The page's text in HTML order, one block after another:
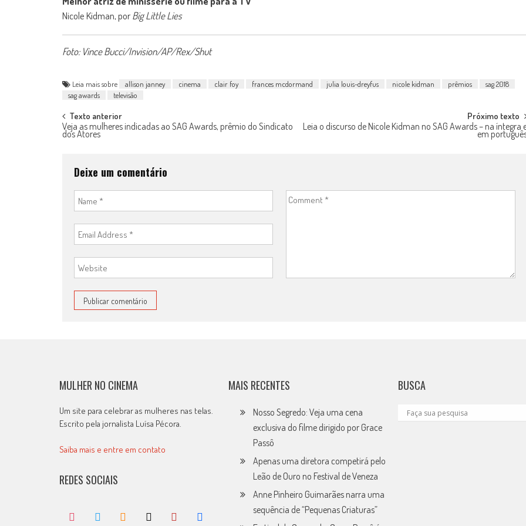
Nicole Kidman, porBig Little Lies
Foto: Vince Bucci/Invision/AP/Rex/Shut
Leia mais sobre allison janney cinema clair foy frances mcdormand julia louis-dreyfus nicole kidman prêmios
sag 2018
sag awards
televisão
Post
navigation
Texto anterior
Veja as mulheres indicadas ao SAG Awards, prêmio do Sindicato
dos Atores
Próximo texto
Leia o discurso de Nicole Kidman no SAG Awards – na íntegra
em
Deixe um comentário
MULHER NO CINEMA
Um site para celebrar as mulheres nas telas.
Escrito pela jornalista Luísa Pécora.
Saiba mais e entre em contato
REDES SOCIAIS
MAIS RECENTES
Nosso Segredo: Veja uma cena
exclusiva do filme dirigido por Grace
Passô
Apenas uma diretora competirá pelo
Leão de Ouro no Festival de Veneza
Anne Pinheiro Guimarães narra uma
sequência de “Pequenas Criaturas”
BUSCA